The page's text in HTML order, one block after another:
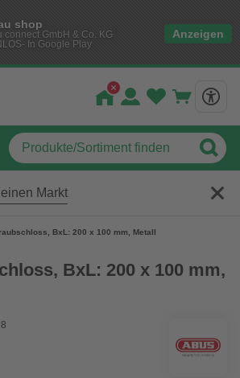
shop
connect GmbH & Co. KG
In Google Play
Anzeigen
Markt
BxL: 200 x 100 mm, Metall
BxL: 200 x 100 mm,